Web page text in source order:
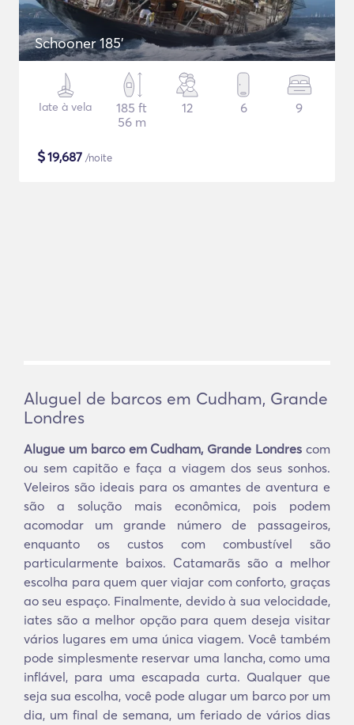
Schooner 185'
Iate à vela
185 ft
56 m
12 6 9
$19,687 /noite
Aluguel de barcos em Cudham, Grande
Londres
Alugue um barco em Cudham, Grande Londres com
ou sem capitão e faça a viagem dos seus sonhos.
Veleiros são ideais para os amantes de aventura e
são a solução mais econômica, pois podem
acomodar um grande número de passageiros,
enquanto os custos com combustível são
particularmente baixos. Catamarãs são a melhor
escolha para quem quer viajar com conforto, graças
ao seu espaço. Finalmente, devido à sua velocidade,
iates são a melhor opção para quem deseja visitar
vários lugares em uma única viagem. Você também
pode simplesmente reservar uma lancha, como uma
inflável, para uma escapada curta. Qualquer que
seja sua escolha, você pode alugar um barco por um
dia, um final de semana, um feriado de vários dias